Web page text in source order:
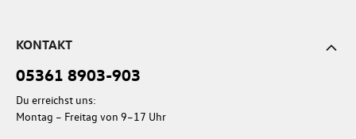
KONTAKT
05361 8903-903
Du erreichst uns:
Montag – Freitag von 9–17 Uhr